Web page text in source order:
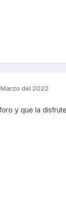
Marzo del 2022
y que la